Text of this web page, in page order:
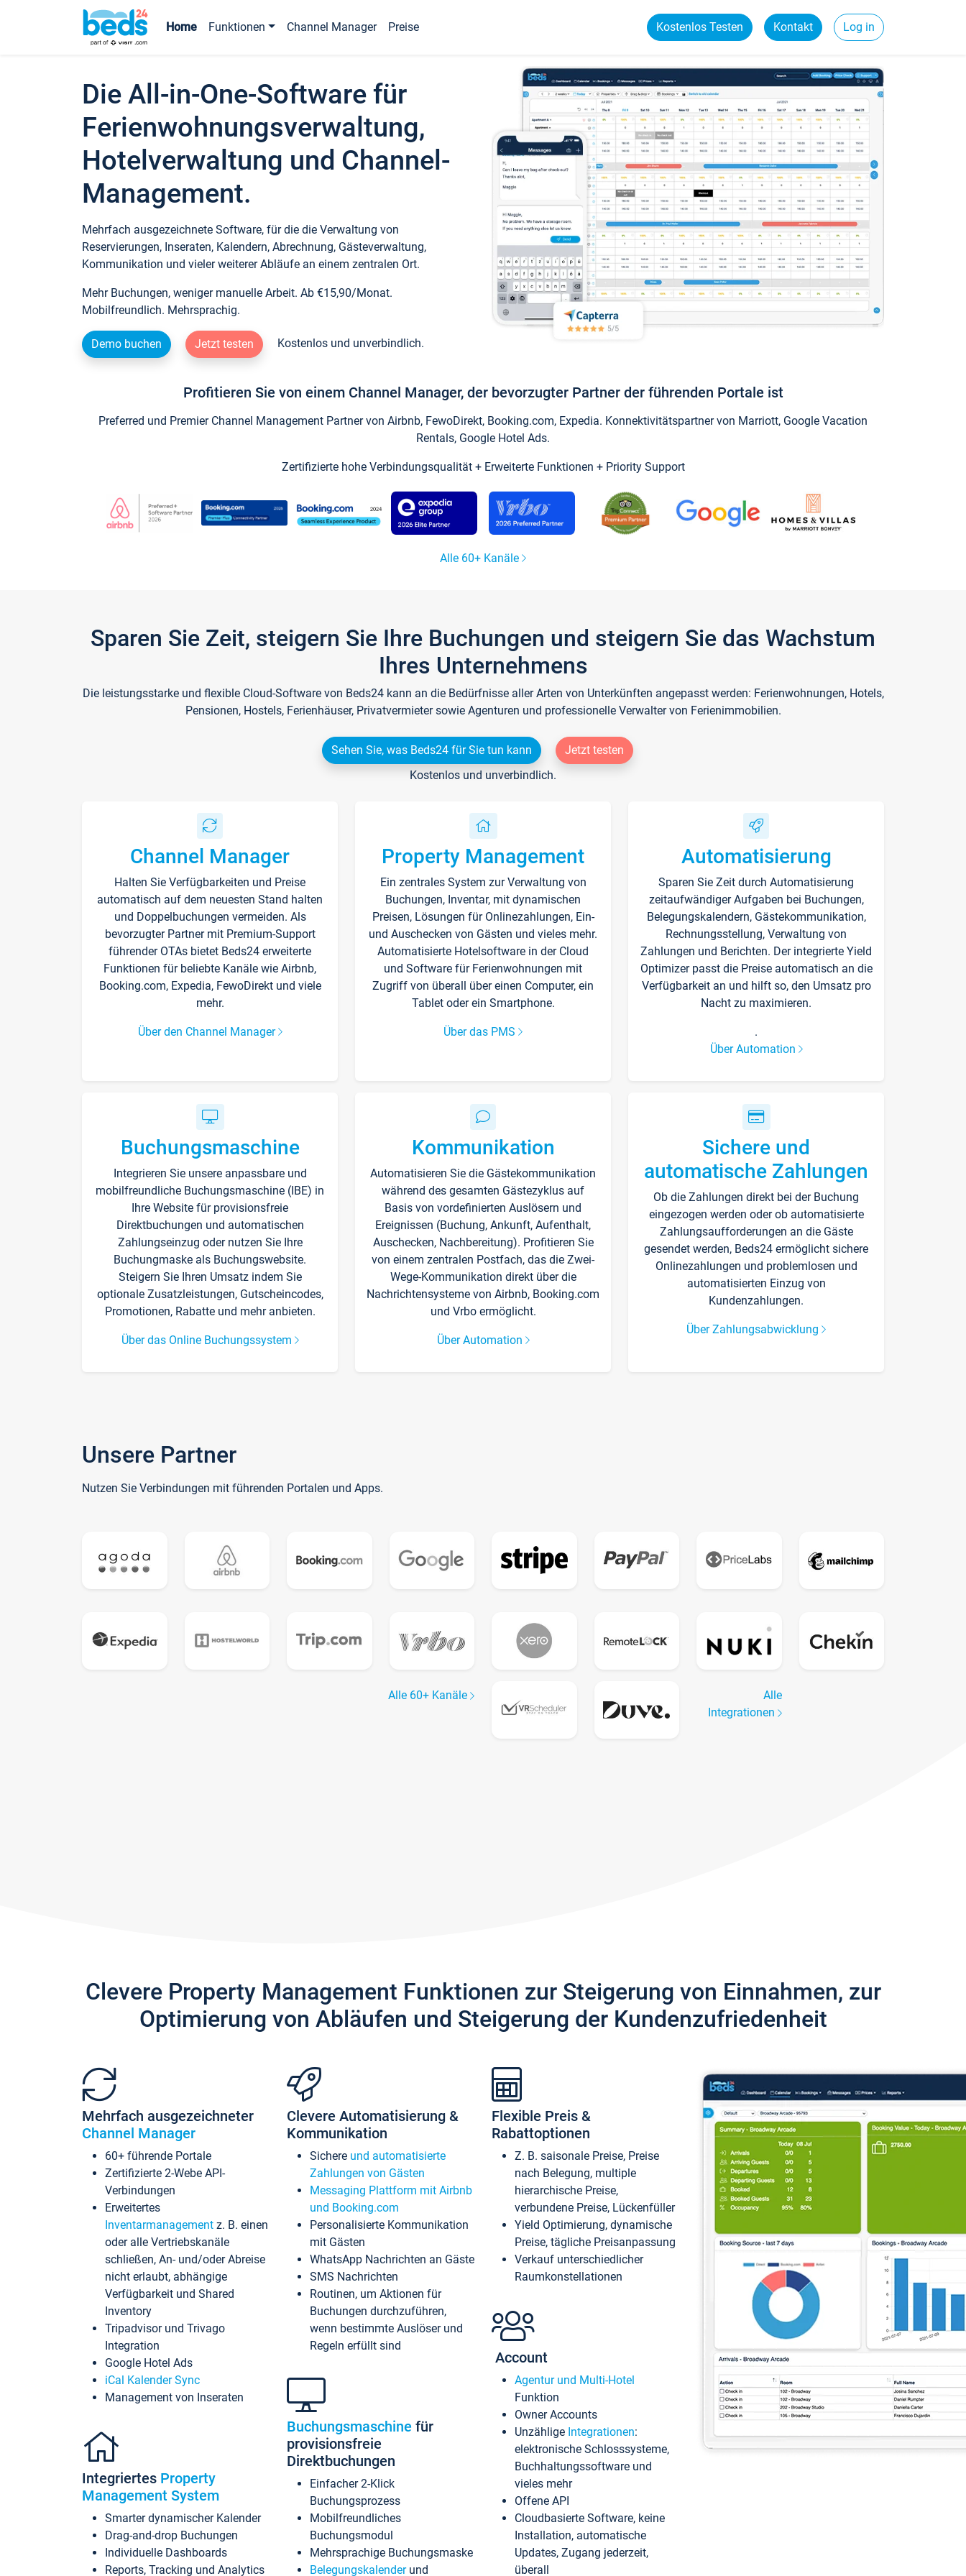
Home Funktionen Channel Manager Preise Kostenlos Testen Kontakt Log in
Die All-in-One-Software für
Ferienwohnungsverwaltung,
Hotelverwaltung und Channel-
Management.
Mehrfach ausgezeichnete Software, für die die Verwaltung von
Reservierungen, Inseraten, Kalendern, Abrechnung, Gästeverwaltung,
Kommunikation und vieler weiterer Abläufe an einem zentralen Ort.
Mehr Buchungen, weniger manuelle Arbeit. Ab €15,90/Monat.
Mobilfreundlich. Mehrsprachig.
Demo buchen Jetzt testen Kostenlos und unverbindlich.
Profitieren Sie von einem Channel Manager, der bevorzugter Partner der führenden Portale ist
Preferred und Premier Channel Management Partner von Airbnb, FewoDirekt, Booking.com, Expedia. Konnektivitätspartner von Marriott, Google Vacation
Rentals, Google Hotel Ads.
Zertifizierte hohe Verbindungsqualität + Erweiterte Funktionen + Priority Support
Alle 60+ Kanäle
Sparen Sie Zeit, steigern Sie Ihre Buchungen und steigern Sie das Wachstum
Ihres Unternehmens
Die leistungsstarke und flexible Cloud-Software von Beds24 kann an die Bedürfnisse aller Arten von Unterkünften angepasst werden: Ferienwohnungen, Hotels,
Pensionen, Hostels, Ferienhäuser, Privatvermieter sowie Agenturen und professionelle Verwalter von Ferienimmobilien.
Sehen Sie, was Beds24 für Sie tun kann
Jetzt testen
Kostenlos und unverbindlich.
Channel Manager
Halten Sie Verfügbarkeiten und Preise
automatisch auf dem neuesten Stand halten
und Doppelbuchungen vermeiden. Als
bevorzugter Partner mit Premium-Support
führender OTAs bietet Beds24 erweiterte
Funktionen für beliebte Kanäle wie Airbnb,
Booking.com, Expedia, FewoDirekt und viele
mehr.
Über den Channel Manager
Property Management
Ein zentrales System zur Verwaltung von
Buchungen, Inventar, mit dynamischen
Preisen, Lösungen für Onlinezahlungen, Ein-
und Auschecken von Gästen und vieles mehr.
Automatisierte Hotelsoftware in der Cloud
und Software für Ferienwohnungen mit
Zugriff von überall über einen Computer, ein
Tablet oder ein Smartphone.
Über das PMS
Automatisierung
Sparen Sie Zeit durch Automatisierung
zeitaufwändiger Aufgaben bei Buchungen,
Belegungskalendern, Gästekommunikation,
Rechnungsstellung, Verwaltung von
Zahlungen und Berichten. Der integrierte Yield
Optimizer passt die Preise automatisch an die
Verfügbarkeit an und hilft so, den Umsatz pro
Nacht zu maximieren.
.
Über Automation
Buchungsmaschine
Integrieren Sie unsere anpassbare und
mobilfreundliche Buchungsmaschine (IBE) in
Ihre Website für provisionsfreie
Direktbuchungen und automatischen
Zahlungseinzug oder nutzen Sie Ihre
Buchungmaske als Buchungswebsite.
Steigern Sie Ihren Umsatz indem Sie
optionale Zusatzleistungen, Gutscheincodes,
Promotionen, Rabatte und mehr anbieten.
Über das Online Buchungssystem
Kommunikation
Automatisieren Sie die Gästekommunikation
während des gesamten Gästezyklus auf
Basis von vordefinierten Auslösern und
Ereignissen (Buchung, Ankunft, Aufenthalt,
Auschecken, Nachbereitung). Profitieren Sie
von einem zentralen Postfach, das die Zwei-
Wege-Kommunikation direkt über die
Nachrichtensysteme von Airbnb, Booking.com
und Vrbo ermöglicht.
Über Automation
Sichere und
automatische Zahlungen
Ob die Zahlungen direkt bei der Buchung
eingezogen werden oder ob automatisierte
Zahlungsaufforderungen an die Gäste
gesendet werden, Beds24 ermöglicht sichere
Onlinezahlungen und problemlosen und
automatisierten Einzug von
Kundenzahlungen.
Über Zahlungsabwicklung
Unsere Partner
Nutzen Sie Verbindungen mit führenden Portalen und Apps.
Alle 60+ Kanäle
Alle
Integrationen
Clevere Property Management Funktionen zur Steigerung von Einnahmen, zur
Optimierung von Abläufen und Steigerung der Kundenzufriedenheit
Mehrfach ausgezeichneter
Channel Manager
60+ führende Portale
Zertifizierte 2-Webe API-
Verbindungen
Erweitertes
Inventarmanagement z. B. einen
oder alle Vertriebskanäle
schließen, An- und/oder Abreise
nicht erlaubt, abhängige
Verfügbarkeit und Shared
Inventory
Tripadvisor und Trivago
Integration
Google Hotel Ads
iCal Kalender Sync
Management von Inseraten
Integriertes Property
Management System
Smarter dynamischer Kalender
Drag-and-drop Buchungen
Individuelle Dashboards
Reports, Tracking und Analytics
Clevere Automatisierung &
Kommunikation
Sichere und automatisierte
Zahlungen von Gästen
Messaging Plattform mit Airbnb
und Booking.com
Personalisierte Kommunikation
mit Gästen
WhatsApp Nachrichten an Gäste
SMS Nachrichten
Routinen, um Aktionen für
Buchungen durchzuführen,
wenn bestimmte Auslöser und
Regeln erfüllt sind
Buchungsmaschine für
provisionsfreie
Direktbuchungen
Einfacher 2-Klick
Buchungsprozess
Mobilfreundliches
Buchungsmodul
Mehrsprachige Buchungsmaske
Belegungskalenderund
Flexible Preis &
Rabattoptionen
Z. B. saisonale Preise, Preise
nach Belegung, multiple
hierarchische Preise,
verbundene Preise, Lückenfüller
Yield Optimierung, dynamische
Preise, tägliche Preisanpassung
Verkauf unterschiedlicher
Raumkonstellationen
Account
Agentur und Multi-Hotel
Funktion
Owner Accounts
Unzählige Integrationen:
elektronische Schlosssysteme,
Buchhaltungssoftware und
vieles mehr
Offene API
Cloudbasierte Software, keine
Installation, automatische
Updates, Zugang jederzeit,
überall